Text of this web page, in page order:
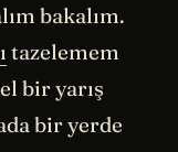
bakalım.
tazelemem
bir yarış
bir yerde